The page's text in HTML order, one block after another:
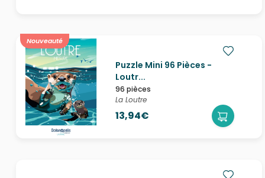
Nouveauté
Puzzle Mini 96 Pièces -
Loutr...
96 pièces
La Loutre
13,94€